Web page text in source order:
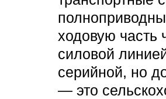
ходовую часть
силовой
серийной, но
— это